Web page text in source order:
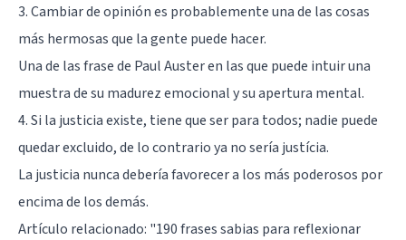
3. Cambiar de opinión es probablemente una de las cosas
más hermosas que la gente puede hacer.
Una de las frase de Paul Auster en las que puede intuir una
muestra de su madurez emocional y su apertura mental.
4. Si la justicia existe, tiene que ser para todos; nadie puede
quedar excluido, de lo contrario ya no sería justícia.
La justicia nunca debería favorecer a los más poderosos por
encima de los demás.
Artículo relacionado: "190 frases sabias para reflexionar